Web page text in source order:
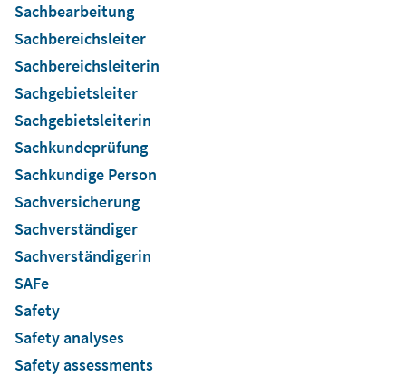
Sachbearbeitung
Sachbereichsleiter
Sachbereichsleiterin
Sachgebietsleiter
Sachgebietsleiterin
Sachkundeprüfung
Sachkundige Person
Sachversicherung
Sachverständiger
Sachverständigerin
SAFe
Safety
Safety analyses
Safety assessments